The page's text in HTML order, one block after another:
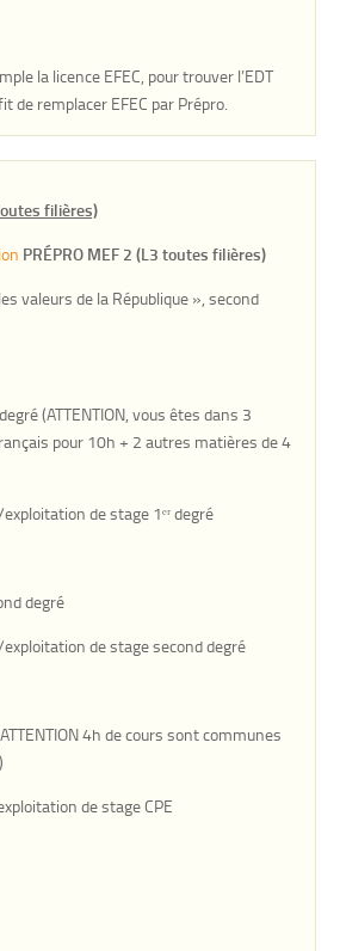
la licence EFEC, pour trouver l’EDT
de remplacer EFEC par Prépro.
filières)
PRÉPRO MEF 2 (L3 toutes filières)
valeurs de la République », second
(ATTENTION, vous êtes dans 3
pour 10h + 2 autres matières de 4
de stage 1ᵉʳ degré
degré
de stage second degré
4h de cours sont communes
de stage CPE